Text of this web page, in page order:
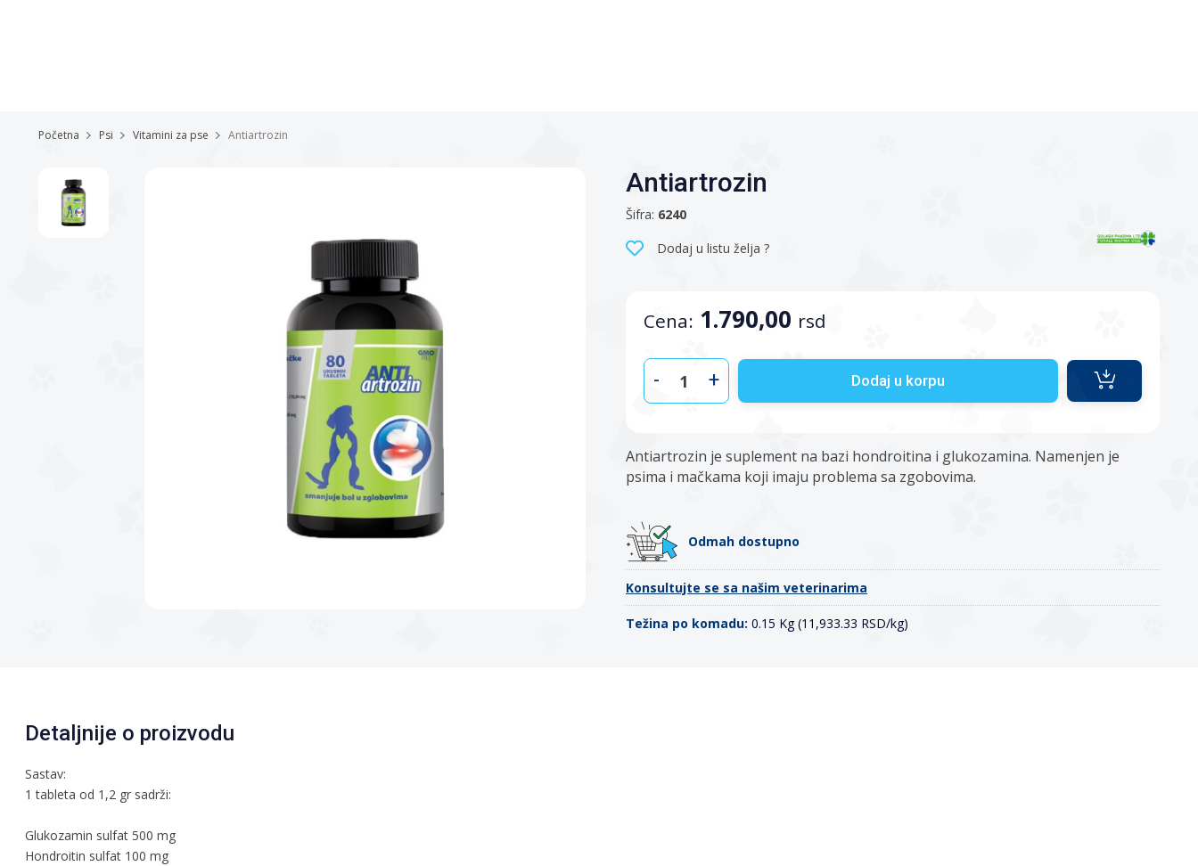
Početna Psi Vitamini za pse Antiartrozin
Antiartrozin
Šifra: 6240
Dodaj u listu želja ?
Cena: 1.790,00 rsd
- + Dodaj u korpu
Antiartrozin je suplement na bazi hondroitina i glukozamina. Namenjen je
psima i mačkama koji imaju problema sa zgobovima.
Odmah dostupno
Konsultujte se sa našim veterinarima
Težina po komadu: 0.15 Kg (11,933.33 RSD/kg)
Detaljnije o proizvodu
Sastav:
1 tableta od 1,2 gr sadrži:
Glukozamin sulfat 500 mg
Hondroitin sulfat 100 mg